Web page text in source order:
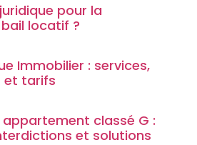
pour la
locatif ?
Immobilier : services,
et tarifs
appartement classé G :
et solutions